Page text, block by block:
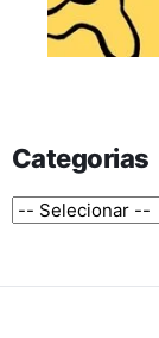
Categorias